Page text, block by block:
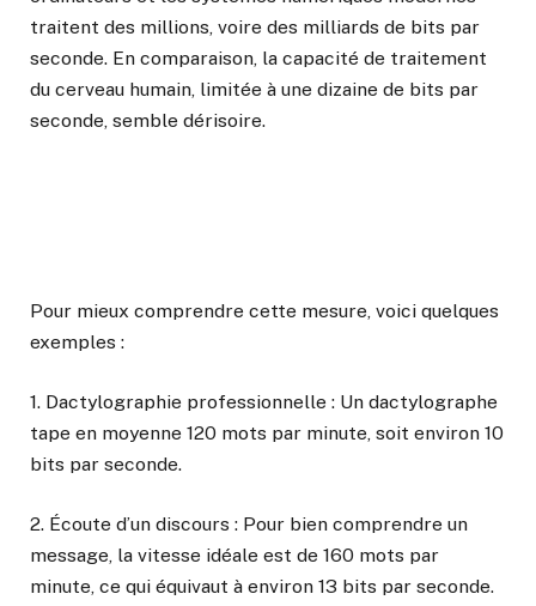
traitent des millions, voire des milliards de bits par
seconde. En comparaison, la capacité de traitement
du cerveau humain, limitée à une dizaine de bits par
seconde, semble dérisoire.
Pour mieux comprendre cette mesure, voici quelques
exemples :
1. Dactylographie professionnelle : Un dactylographe
tape en moyenne 120 mots par minute, soit environ 10
bits par seconde.
2. Écoute d’un discours : Pour bien comprendre un
message, la vitesse idéale est de 160 mots par
minute, ce qui équivaut à environ 13 bits par seconde.